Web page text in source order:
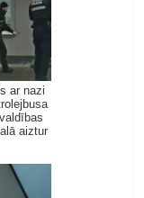
ar nazi
aiztur